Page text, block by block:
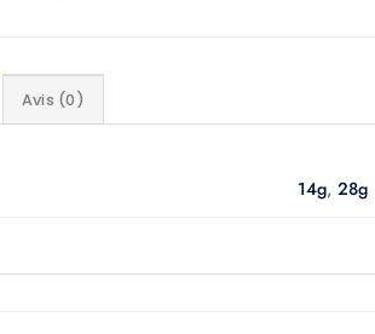
Avis (0)
14g,28g